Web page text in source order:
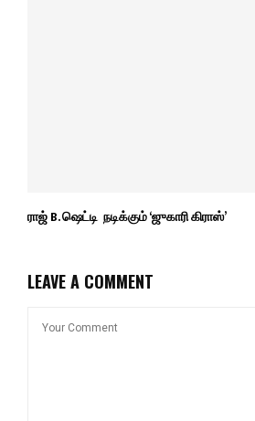
ராஜ் B. ஷெட்டி நடிக்கும் ‘ஜுகாரி கிராஸ்’
LEAVE A COMMENT